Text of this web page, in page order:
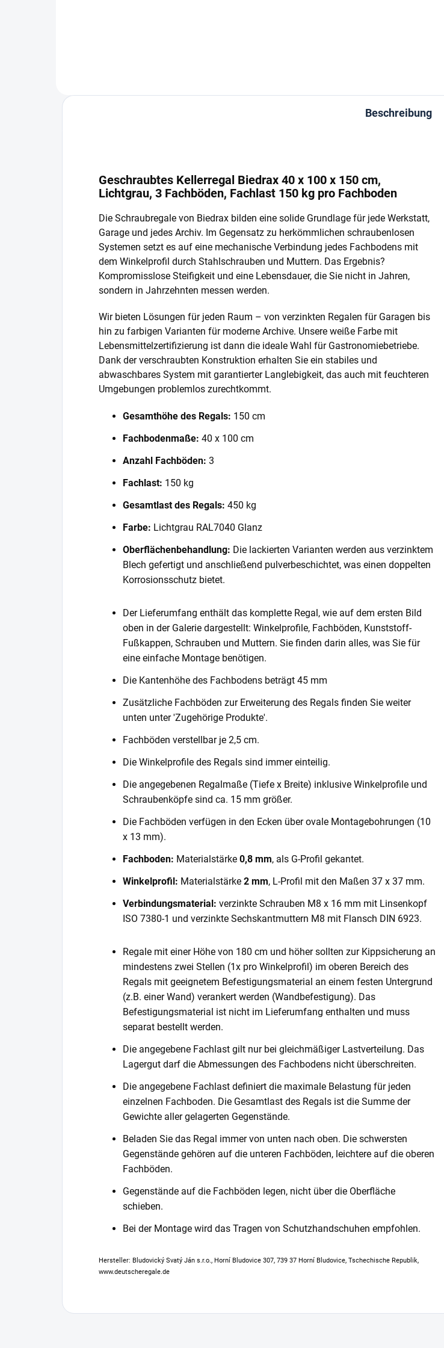
Beschreibung
Geschraubtes Kellerregal Biedrax 40 x 100 x 150 cm,
Lichtgrau, 3 Fachböden, Fachlast 150 kg pro Fachboden
Die Schraubregale von Biedrax bilden eine solide Grundlage für jede Werkstatt,
Garage und jedes Archiv. Im Gegensatz zu herkömmlichen schraubenlosen
Systemen setzt es auf eine mechanische Verbindung jedes Fachbodens mit
dem Winkelprofil durch Stahlschrauben und Muttern. Das Ergebnis?
Kompromisslose Steifigkeit und eine Lebensdauer, die Sie nicht in Jahren,
sondern in Jahrzehnten messen werden.
Wir bieten Lösungen für jeden Raum – von verzinkten Regalen für Garagen bis
hin zu farbigen Varianten für moderne Archive. Unsere weiße Farbe mit
Lebensmittelzertifizierung ist dann die ideale Wahl für Gastronomiebetriebe.
Dank der verschraubten Konstruktion erhalten Sie ein stabiles und
abwaschbares System mit garantierter Langlebigkeit, das auch mit feuchteren
Umgebungen problemlos zurechtkommt.
Gesamthöhe des Regals: 150 cm
Fachbodenmaße: 40 x 100 cm
Anzahl Fachböden: 3
Fachlast: 150 kg
Gesamtlast des Regals: 450 kg
Farbe: Lichtgrau RAL7040 Glanz
Oberflächenbehandlung: Die lackierten Varianten werden aus verzinktem
Blech gefertigt und anschließend pulverbeschichtet, was einen doppelten
Korrosionsschutz bietet.
Der Lieferumfang enthält das komplette Regal, wie auf dem ersten Bild
oben in der Galerie dargestellt: Winkelprofile, Fachböden, Kunststoff-
Fußkappen, Schrauben und Muttern. Sie finden darin alles, was Sie für
eine einfache Montage benötigen.
Die Kantenhöhe des Fachbodens beträgt 45 mm
Zusätzliche Fachböden zur Erweiterung des Regals finden Sie weiter
unten unter 'Zugehörige Produkte'.
Fachböden verstellbar je 2,5 cm.
Die Winkelprofile des Regals sind immer einteilig.
Die angegebenen Regalmaße (Tiefe x Breite) inklusive Winkelprofile und
Schraubenköpfe sind ca. 15 mm größer.
Die Fachböden verfügen in den Ecken über ovale Montagebohrungen (10
x 13 mm).
Fachboden: Materialstärke 0,8 mm, als G-Profil gekantet.
Winkelprofil: Materialstärke 2 mm, L-Profil mit den Maßen 37 x 37 mm.
Verbindungsmaterial: verzinkte Schrauben M8 x 16 mm mit Linsenkopf
ISO 7380-1 und verzinkte Sechskantmuttern M8 mit Flansch DIN 6923.
Regale mit einer Höhe von 180 cm und höher sollten zur Kippsicherung an
mindestens zwei Stellen (1x pro Winkelprofil) im oberen Bereich des
Regals mit geeignetem Befestigungsmaterial an einem festen Untergrund
(z.B. einer Wand) verankert werden (Wandbefestigung). Das
Befestigungsmaterial ist nicht im Lieferumfang enthalten und muss
separat bestellt werden.
Die angegebene Fachlast gilt nur bei gleichmäßiger Lastverteilung. Das
Lagergut darf die Abmessungen des Fachbodens nicht überschreiten.
Die angegebene Fachlast definiert die maximale Belastung für jeden
einzelnen Fachboden. Die Gesamtlast des Regals ist die Summe der
Gewichte aller gelagerten Gegenstände.
Beladen Sie das Regal immer von unten nach oben. Die schwersten
Gegenstände gehören auf die unteren Fachböden, leichtere auf die oberen
Fachböden.
Gegenstände auf die Fachböden legen, nicht über die Oberfläche
schieben.
Bei der Montage wird das Tragen von Schutzhandschuhen empfohlen.
Hersteller: Bludovický Svatý Ján s.r.o., Horní Bludovice 307, 739 37 Horní Bludovice, Tschechische Republik,
www.deutscheregale.de